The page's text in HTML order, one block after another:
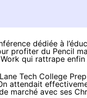
dédiée à
profiter du Pencil
qui rattrape
Lane Tech College Prep
attendait
marché avec ses